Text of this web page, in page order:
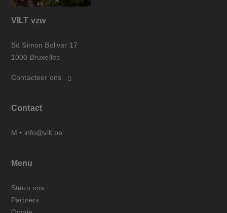
VILT vzw
Bd Simon Bolivar 17
1000 Bruxelles
Contacteer ons
Contact
M • info@vilt.be
Menu
Steun ons
Partners